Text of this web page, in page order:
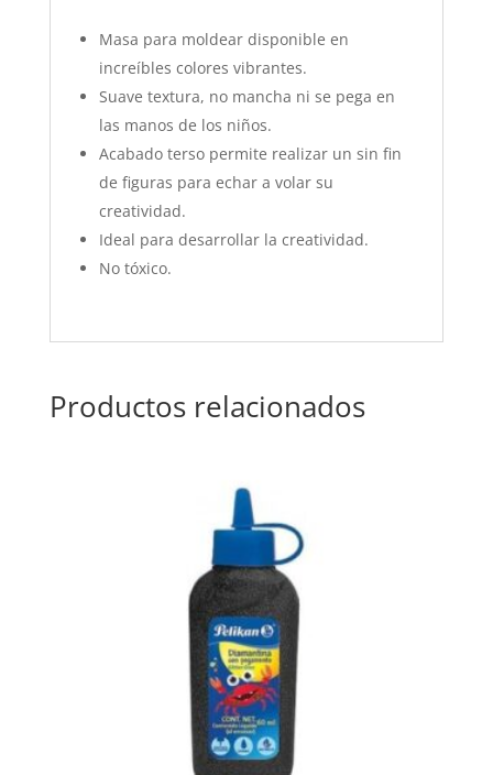
Masa para moldear disponible en
increíbles colores vibrantes.
Suave textura, no mancha ni se pega en
las manos de los niños.
Acabado terso permite realizar un sin fin
de figuras para echar a volar su
creatividad.
Ideal para desarrollar la creatividad.
No tóxico.
Productos relacionados